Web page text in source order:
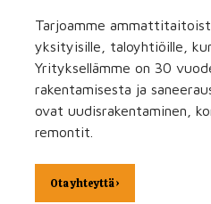
Tarjoamme
yksityisille, taloyhtiöille,
Yrityksellämme on 30
rakentamisesta ja
ovat uudisrakentaminen,
remontit.
Ota yhteyttä ›